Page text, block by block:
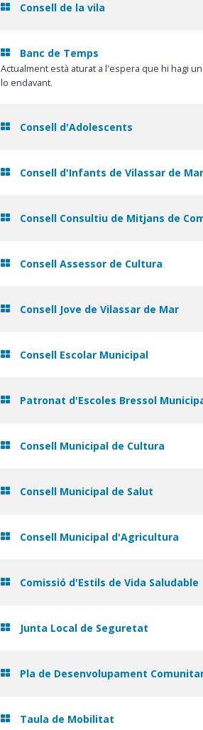
Consell de la vila
Banc de Temps
Actualment està aturat a l'espera que hi hagi
lo endavant.
Consell d'Adolescents
Consell d'Infants de Vilassar de Mar
Consell Consultiu de Mitjans de
Consell Assessor de Cultura
Consell Jove de Vilassar de Mar
Consell Escolar Municipal
Patronat d'Escoles Bressol
Consell Municipal de Cultura
Consell Municipal de Salut
Consell Municipal d'Agricultura
Comissió d'Estils de Vida Saludable
Junta Local de Seguretat
Pla de Desenvolupament
Taula de Mobilitat